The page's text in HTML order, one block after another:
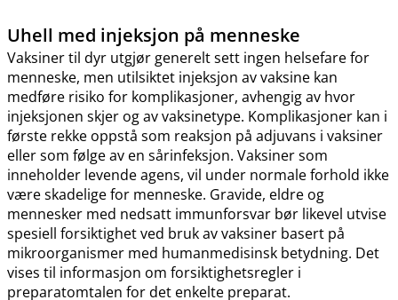
Uhell med injeksjon på menneske
Vaksiner til dyr utgjør generelt sett ingen helsefare for
menneske, men utilsiktet injeksjon av vaksine kan
medføre risiko for komplikasjoner, avhengig av hvor
injeksjonen skjer og av vaksinetype. Komplikasjoner kan i
første rekke oppstå som reaksjon på adjuvans i vaksiner
eller som følge av en sårinfeksjon. Vaksiner som
inneholder levende agens, vil under normale forhold ikke
være skadelige for menneske. Gravide, eldre og
mennesker med nedsatt immunforsvar bør likevel utvise
spesiell forsiktighet ved bruk av vaksiner basert på
mikroorganismer med humanmedisinsk betydning. Det
vises til informasjon om forsiktighetsregler i
preparatomtalen for det enkelte preparat.